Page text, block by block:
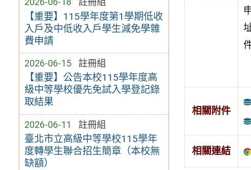
【重要】115學年度第1學期低收
入戶及中低收入戶學生減免學雜
費申請
2026-06-15 註冊組
【重要】公告本校115學年度高
級中等學校優先免試入學登記錄
取結果
2026-06-11 註冊組
臺北市立高級中等學校115學年
度轉學生聯合招生簡章（本校無
缺額）
相關附件
相關連結